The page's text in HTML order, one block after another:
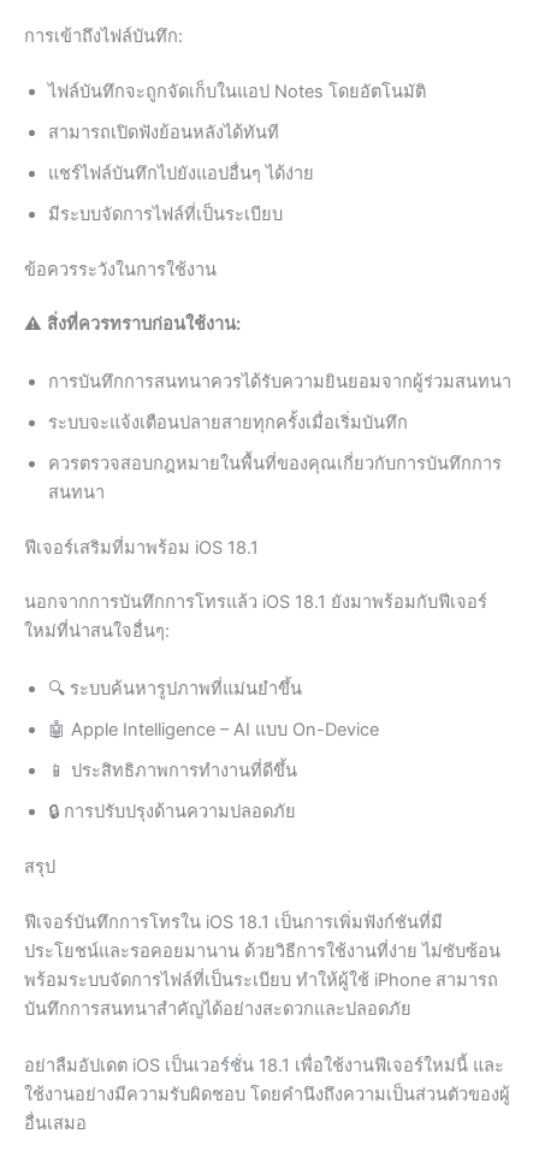
การเข้าถึงไฟล์บันทึก:
ไฟล์บันทึกจะถูกจัดเก็บในแอป Notes โดยอัตโนมัติ
สามารถเปิดฟังย้อนหลังได้ทันที
แชร์ไฟล์บันทึกไปยังแอปอื่นๆ ได้ง่าย
มีระบบจัดการไฟล์ที่เป็นระเบียบ
ข้อควรระวังในการใช้งาน
⚠️ สิ่งที่ควรทราบก่อนใช้งาน:
การบันทึกการสนทนาควรได้รับความยินยอมจากผู้ร่วมสนทนา
ระบบจะแจ้งเตือนปลายสายทุกครั้งเมื่อเริ่มบันทึก
ควรตรวจสอบกฎหมายในพื้นที่ของคุณเกี่ยวกับการบันทึกการ
สนทนา
ฟีเจอร์เสริมที่มาพร้อม iOS 18.1
นอกจากการบันทึกการโทรแล้ว iOS 18.1 ยังมาพร้อมกับฟีเจอร์
ใหม่ที่น่าสนใจอื่นๆ:
🔍 ระบบค้นหารูปภาพที่แม่นยำขึ้น
🤖 Apple Intelligence – AI แบบ On-Device
📱 ประสิทธิภาพการทำงานที่ดีขึ้น
🔒 การปรับปรุงด้านความปลอดภัย
สรุป
ฟีเจอร์บันทึกการโทรใน iOS 18.1 เป็นการเพิ่มฟังก์ชันที่มี
ประโยชน์และรอคอยมานาน ด้วยวิธีการใช้งานที่ง่าย ไม่ซับซ้อน
พร้อมระบบจัดการไฟล์ที่เป็นระเบียบ ทำให้ผู้ใช้ iPhone สามารถ
บันทึกการสนทนาสำคัญได้อย่างสะดวกและปลอดภัย
อย่าลืมอัปเดต iOS เป็นเวอร์ชั่น 18.1 เพื่อใช้งานฟีเจอร์ใหม่นี้ และ
ใช้งานอย่างมีความรับผิดชอบ โดยคำนึงถึงความเป็นส่วนตัวของผู้
อื่นเสมอ